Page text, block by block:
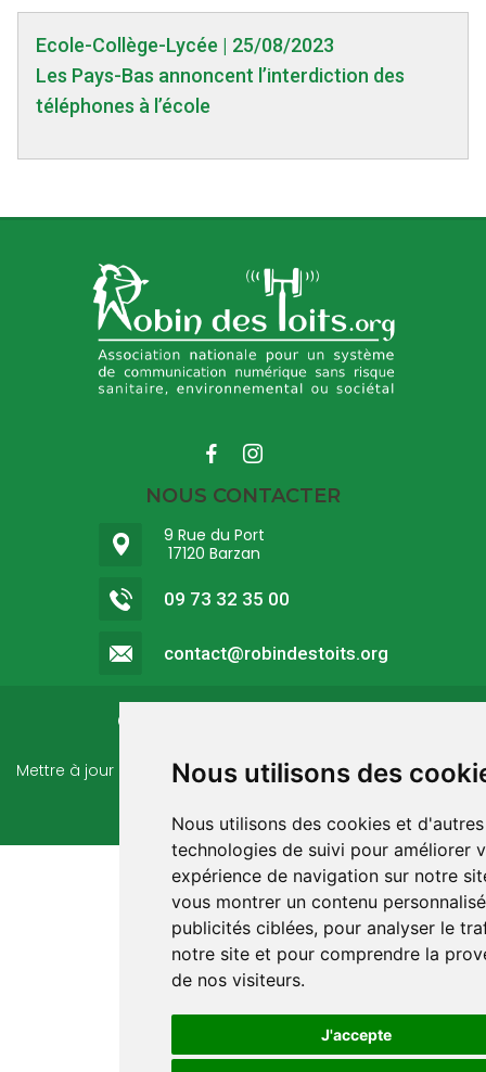
Nous utilisons des
Nous utilisons des cookies et d'autres
technologies de suivi pour améliorer
expérience de navigation sur notre
vous montrer un contenu
publicités ciblées, pour analyser le
notre site et pour comprendre la
de nos visiteurs.
J'accepte
Ecole-Collège-Lycée | 25/08/2023
Les Pays-Bas annoncent l’interdiction des
téléphones à l’école
NOUS CONTACTER
9 Rue du Port
17120 Barzan
09 73 32 35 00
contact@robindestoits.org
©
Mettre à jour mes préférences Mentions légales & Politique